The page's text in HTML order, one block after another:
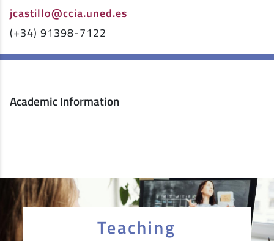
jcastillo@ccia.uned.es
(+34) 91398-7122
Academic Information
Teaching